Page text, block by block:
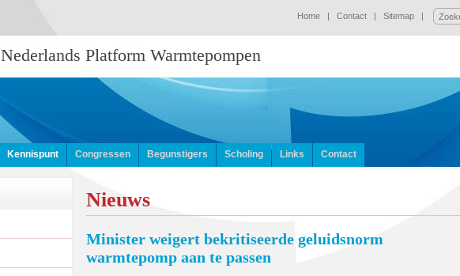
Home | Contact | Sitemap |
Nederlands Platform Warmtepompen
Kennispunt Congressen Begunstigers Scholing Links Contact
Nieuws
Minister weigert bekritiseerde geluidsnorm
warmtepomp aan te passen